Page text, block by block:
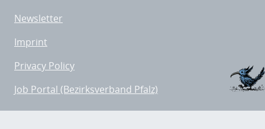
Newsletter
Imprint
Privacy Policy
Job Portal (Bezirksverband Pfalz)